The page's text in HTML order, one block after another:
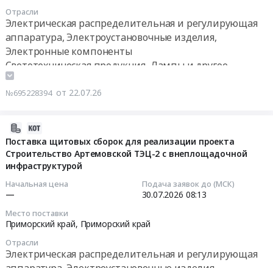
400-
Отрасли
Электрическая распределительная и регулирующая
аппаратура, Электроустановочные изделия,
Электронные компоненты
Светотехническая продукция, Лампы и другое
осветительное оборудование
№695228394 от 22.07.26
Поставка щитовых сборок для реализации проекта
Строительство Артемовской ТЭЦ-2 с внеплощадочной
инфраструктурой
Начальная цена
—
Подача заявок до (МСК)
30.07.2026 08:13
Место поставки
Приморский край, Приморский край
Отрасли
Электрическая распределительная и регулирующая